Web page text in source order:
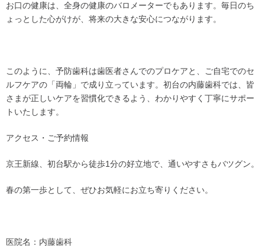
お口の健康は、全身の健康のバロメーターでもあります。毎日のち
ょっとした心がけが、将来の大きな安心につながります。
このように、予防歯科は歯医者さんでのプロケアと、ご自宅でのセ
ルフケアの「両輪」で成り立っています。初台の内藤歯科では、皆
さまが正しいケアを習慣化できるよう、わかりやすく丁寧にサポー
トいたします。
アクセス・ご予約情報
京王新線、初台駅から徒歩1分の好立地で、通いやすさもバツグン。
春の第一歩として、ぜひお気軽にお立ち寄りください。
医院名：内藤歯科